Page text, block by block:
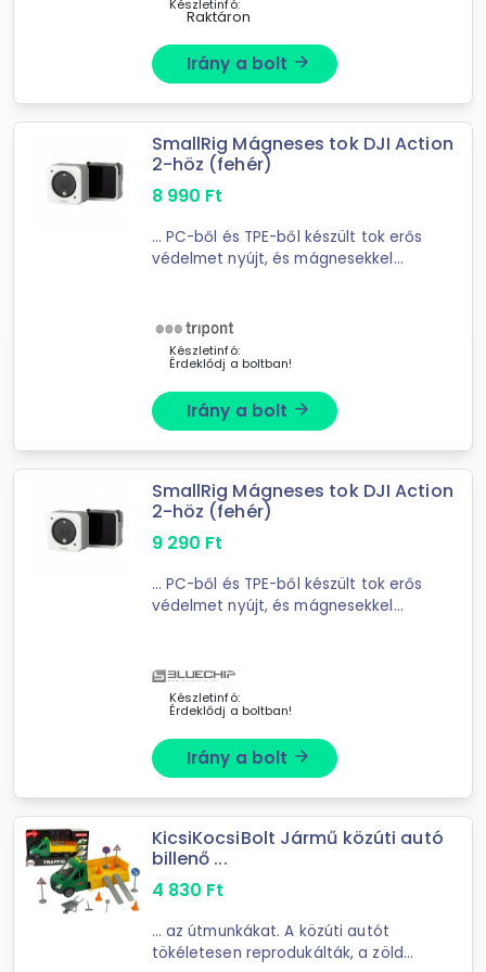
Készletinfó:
Raktáron
Irány a bolt arrow_forward
SmallRig Mágneses tok DJI Action
2-höz (fehér)
8 990 Ft
... PC-ből és TPE-ből készült tok erős
védelmet nyújt, és mágnesekkel
Készletinfó:
Érdeklődj a boltban!
Irány a bolt arrow_forward
SmallRig Mágneses tok DJI Action
2-höz (fehér)
9 290 Ft
... PC-ből és TPE-ből készült tok erős
védelmet nyújt, és mágnesekkel
Készletinfó:
Érdeklődj a boltban!
Irány a bolt arrow_forward
KicsiKocsiBolt Jármű közúti autó
billenő ...
4 830 Ft
... az útmunkákat. A közúti autót
tökéletesen reprodukálták, a zöld